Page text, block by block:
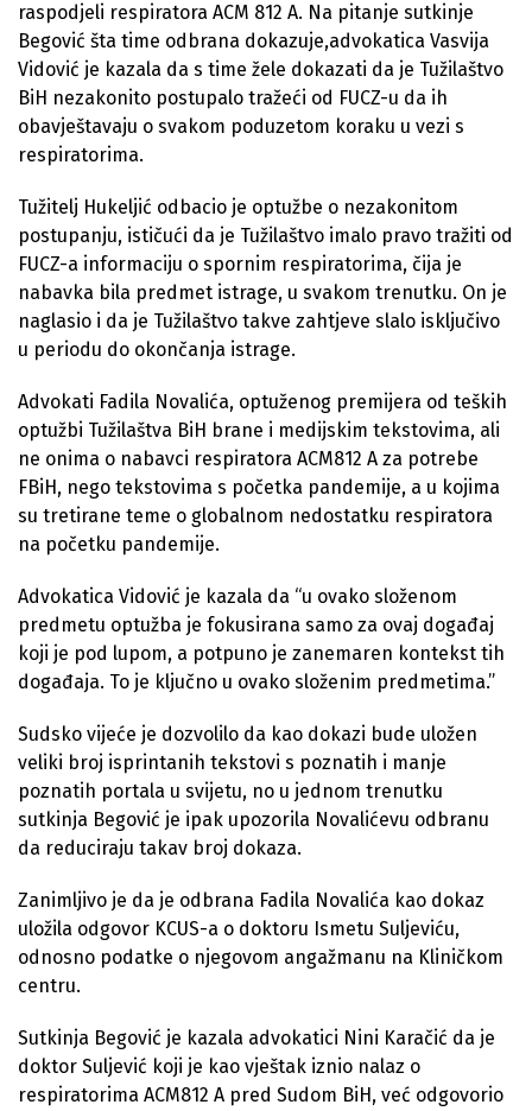
raspodjeli respiratora ACM 812 A. Na pitanje sutkinje
Begović šta time odbrana dokazuje,advokatica Vasvija
Vidović je kazala da s time žele dokazati da je Tužilaštvo
BiH nezakonito postupalo tražeći od FUCZ-u da ih
obavještavaju o svakom poduzetom koraku u vezi s
respiratorima.
Tužitelj Hukeljić odbacio je optužbe o nezakonitom
postupanju, ističući da je Tužilaštvo imalo pravo tražiti od
FUCZ-a informaciju o spornim respiratorima, čija je
nabavka bila predmet istrage, u svakom trenutku. On je
naglasio i da je Tužilaštvo takve zahtjeve slalo isključivo
u periodu do okončanja istrage.
Advokati Fadila Novalića, optuženog premijera od teških
optužbi Tužilaštva BiH brane i medijskim tekstovima, ali
ne onima o nabavci respiratora ACM812 A za potrebe
FBiH, nego tekstovima s početka pandemije, a u kojima
su tretirane teme o globalnom nedostatku respiratora
na početku pandemije.
Advokatica Vidović je kazala da “u ovako složenom
predmetu optužba je fokusirana samo za ovaj događaj
koji je pod lupom, a potpuno je zanemaren kontekst tih
događaja. To je ključno u ovako složenim predmetima.”
Sudsko vijeće je dozvolilo da kao dokazi bude uložen
veliki broj isprintanih tekstovi s poznatih i manje
poznatih portala u svijetu, no u jednom trenutku
sutkinja Begović je ipak upozorila Novalićevu odbranu
da reduciraju takav broj dokaza.
Zanimljivo je da je odbrana Fadila Novalića kao dokaz
uložila odgovor KCUS-a o doktoru Ismetu Suljeviću,
odnosno podatke o njegovom angažmanu na Kliničkom
centru.
Sutkinja Begović je kazala advokatici Nini Karačić da je
doktor Suljević koji je kao vještak iznio nalaz o
respiratorima ACM812 A pred Sudom BiH, već odgovorio